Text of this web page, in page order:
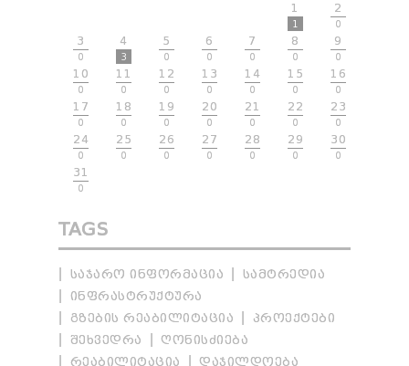
1
1
2
0
3
0
4
3
5
0
6
0
7
0
8
0
9
0
10
0
11
0
12
0
13
0
14
0
15
0
16
0
17
0
18
0
19
0
20
0
21
0
22
0
23
0
24
0
25
0
26
0
27
0
28
0
29
0
30
0
31
0
TAGS
ᲡᲐᲯᲐᲠᲝ ᲘᲜᲤᲝᲠᲛᲐᲪᲘᲐ
ᲡᲐᲛᲢᲠᲔᲓᲘᲐ
ᲘᲜᲤᲠᲐᲡᲢᲠᲣᲥᲢᲣᲠᲐ
ᲒᲖᲔᲑᲘᲡ ᲠᲔᲐᲑᲘᲚᲘᲢᲐᲪᲘᲐ
ᲞᲠᲝᲔᲥᲢᲔᲑᲘ
ᲨᲔᲮᲕᲔᲓᲠᲐ
ᲦᲝᲜᲘᲡᲫᲘᲔᲑᲐ
ᲠᲔᲐᲑᲘᲚᲘᲢᲐᲪᲘᲐ
ᲓᲐᲯᲘᲚᲓᲝᲔᲑᲐ